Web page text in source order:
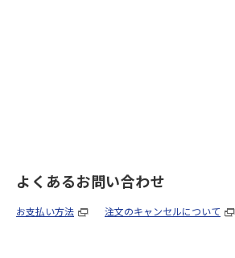
よくあるお問い合わせ
お支払い方法 注文のキャンセルについて